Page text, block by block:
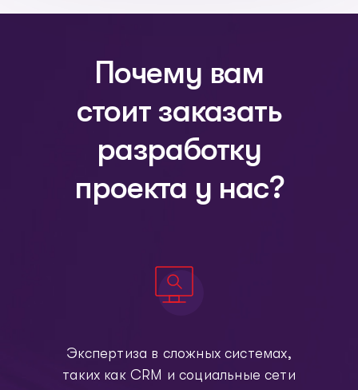
Почему вам
стоит заказать
разработку
проекта у нас?
Экспертиза в сложных системах,
таких как СRМ и социальные сети